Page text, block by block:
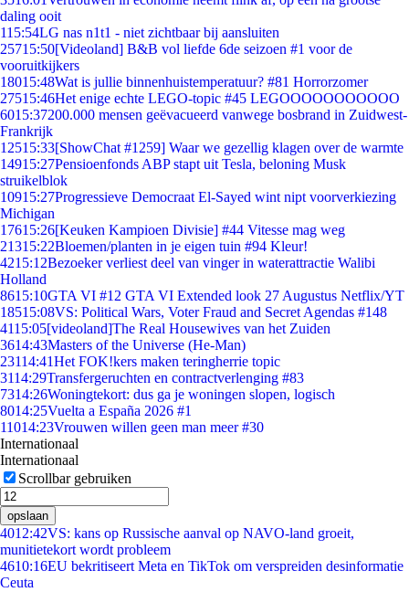
daling ooit
115:54LG nas n1t1 - niet zichtbaar bij aansluiten
25715:50[Videoland] B&B vol liefde 6de seizoen #1 voor de
vooruitkijkers
18015:48Wat is jullie binnenhuistemperatuur? #81 Horrorzomer
27515:46Het enige echte LEGO-topic #45 LEGOOOOOOOOOOO
6015:37200.000 mensen geëvacueerd vanwege bosbrand in Zuidwest-
Frankrijk
12515:33[ShowChat #1259] Waar we gezellig klagen over de warmte
14915:27Pensioenfonds ABP stapt uit Tesla, beloning Musk
struikelblok
10915:27Progressieve Democraat El-Sayed wint nipt voorverkiezing
Michigan
17615:26[Keuken Kampioen Divisie] #44 Vitesse mag weg
21315:22Bloemen/planten in je eigen tuin #94 Kleur!
4215:12Bezoeker verliest deel van vinger in waterattractie Walibi
Holland
8615:10GTA VI #12 GTA VI Extended look 27 Augustus Netflix/YT
18515:08VS: Political Wars, Voter Fraud and Secret Agendas #148
4115:05[videoland]The Real Housewives van het Zuiden
3614:43Masters of the Universe (He-Man)
23114:41Het FOK!kers maken teringherrie topic
3114:29Transfergeruchten en contractverlenging #83
7314:26Woningtekort: dus ga je woningen slopen, logisch
8014:25Vuelta a España 2026 #1
11014:23Vrouwen willen geen man meer #30
Internationaal
Internationaal
Scrollbar gebruiken
opslaan
4012:42VS: kans op Russische aanval op NAVO-land groeit,
munitietekort wordt probleem
4610:16EU bekritiseert Meta en TikTok om verspreiden desinformatie
Ceuta